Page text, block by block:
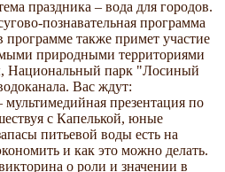
праздника – вода для городов.
познавательная программа
программе также примет участие
природными территориями
парк "Лосиный
Вас ждут:
презентация по
с Капелькой, юные
питьевой воды есть на
и как это можно делать.
о роли и значении в